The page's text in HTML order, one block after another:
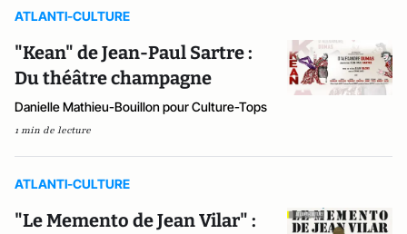
ATLANTI-CULTURE
"Kean" de Jean-Paul Sartre :
Du théâtre champagne
Danielle Mathieu-Bouillon pour Culture-Tops
1 min de lecture
ATLANTI-CULTURE
"Le Memento de Jean Vilar" :